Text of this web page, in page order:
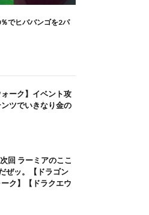
ォーク】イベント攻
ツでいきなり金の
回 ラーミアのここ
ぜッ。【ドラゴン
ク】【ドラクエウ